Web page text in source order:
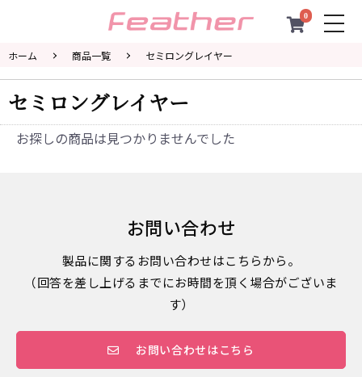
0
ホーム 商品一覧 セミロングレイヤー
セミロングレイヤー
お探しの商品は見つかりませんでした
お問い合わせ
製品に関するお問い合わせはこちらから。
（回答を差し上げるまでにお時間を頂く場合がございま
す）
お問い合わせはこちら